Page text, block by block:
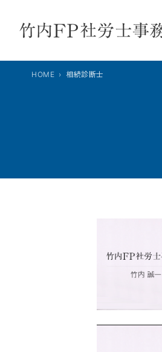
ス
HOME 相続診断士